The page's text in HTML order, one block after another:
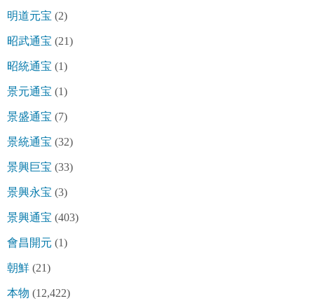
明道元宝 (2)
昭武通宝 (21)
昭統通宝 (1)
景元通宝 (1)
景盛通宝 (7)
景統通宝 (32)
景興巨宝 (33)
景興永宝 (3)
景興通宝 (403)
會昌開元 (1)
朝鮮 (21)
本物 (12,422)